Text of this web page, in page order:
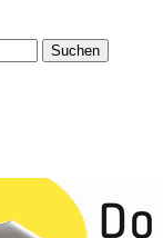
Suchen